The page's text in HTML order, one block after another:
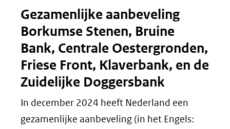
(verwijst
naar
een
andere
website)
venster)
(verwijst
naar
een
andere
website)
Gezamenlijke aanbeveling
Borkumse Stenen, Bruine
Bank, Centrale Oestergronden,
Friese Front, Klaverbank, en de
Zuidelijke Doggersbank
In december 2024 heeft Nederland een
gezamenlijke aanbeveling (in het Engels: